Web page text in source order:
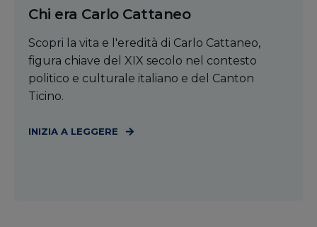
Chi era Carlo Cattaneo
Scopri la vita e l'eredità di Carlo Cattaneo,
figura chiave del XIX secolo nel contesto
politico e culturale italiano e del Canton
Ticino.
INIZIA A LEGGERE